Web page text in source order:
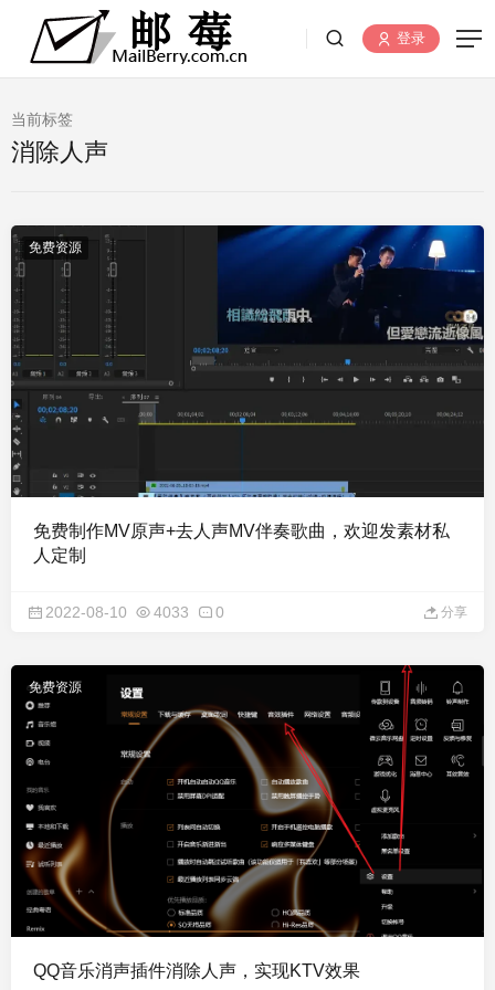
登录
当前标签
消除人声
免费资源
免费制作MV原声+去人声MV伴奏歌曲，欢迎发素材私
人定制
2022-08-10 4033 0 分享
免费资源
QQ音乐消声插件消除人声，实现KTV效果